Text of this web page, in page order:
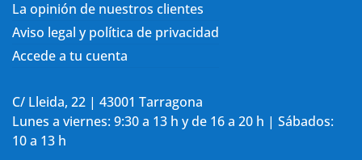
La opinión de nuestros clientes
Aviso legal y política de privacidad
Accede a tu cuenta
C/ Lleida, 22 | 43001 Tarragona
Lunes a viernes: 9:30 a 13 h y de 16 a 20 h | Sábados:
10 a 13 h